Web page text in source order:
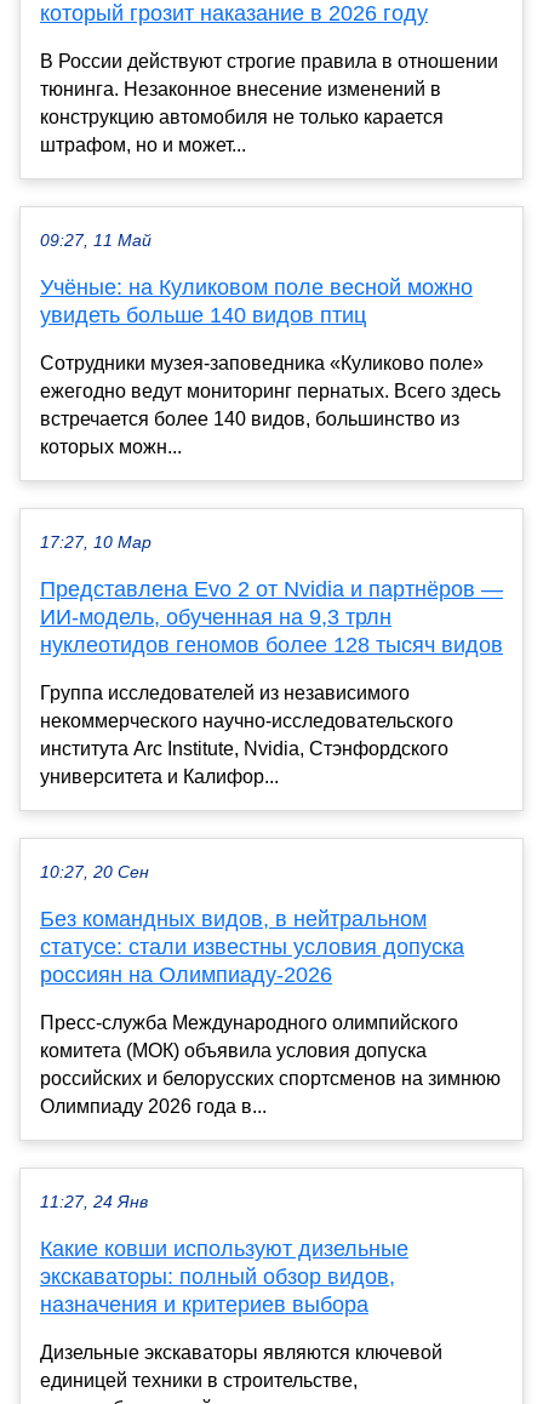
который грозит наказание в 2026 году
В России действуют строгие правила в отношении
тюнинга. Незаконное внесение изменений в
конструкцию автомобиля не только карается
штрафом, но и может...
09:27, 11 Май
Учёные: на Куликовом поле весной можно
увидеть больше 140 видов птиц
Сотрудники музея-заповедника «Куликово поле»
ежегодно ведут мониторинг пернатых. Всего здесь
встречается более 140 видов, большинство из
которых можн...
17:27, 10 Мар
Представлена Evo 2 от Nvidia и партнёров —
ИИ-модель, обученная на 9,3 трлн
нуклеотидов геномов более 128 тысяч видов
Группа исследователей из независимого
некоммерческого научно-исследовательского
института Arc Institute, Nvidia, Стэнфордского
университета и Калифор...
10:27, 20 Сен
Без командных видов, в нейтральном
статусе: стали известны условия допуска
россиян на Олимпиаду-2026
Пресс-служба Международного олимпийского
комитета (МОК) объявила условия допуска
российских и белорусских спортсменов на зимнюю
Олимпиаду 2026 года в...
11:27, 24 Янв
Какие ковши используют дизельные
экскаваторы: полный обзор видов,
назначения и критериев выбора
Дизельные экскаваторы являются ключевой
единицей техники в строительстве,